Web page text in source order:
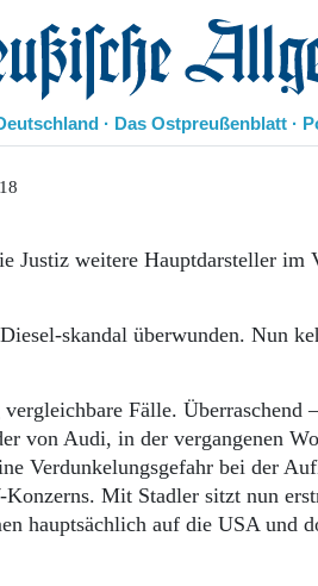
Zeitung
· Das Ostpreußenblatt ·
Panorama
Geschichte
Pommern
Berlin-Brandenburg
Schlesien
Danzig und Westpreußen
Bücher
Justiz weitere Hauptdarsteller im
skandal überwunden. Nun
Fälle. Überraschend
von Audi, in der vergangenen
Verdunkelungsgefahr bei der
Mit Stadler sitzt nun
hauptsächlich auf die USA und